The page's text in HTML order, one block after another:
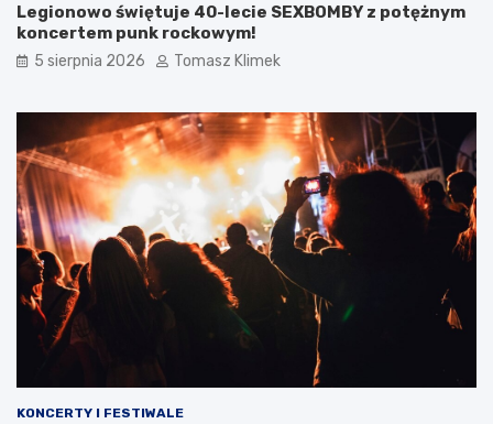
Legionowo świętuje 40-lecie SEXBOMBY z potężnym
koncertem punk rockowym!
5 sierpnia 2026 Tomasz Klimek
KONCERTY I FESTIWALE